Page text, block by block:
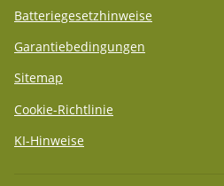
Batteriegesetzhinweise
Garantiebedingungen
Sitemap
Cookie-Richtlinie
KI-Hinweise